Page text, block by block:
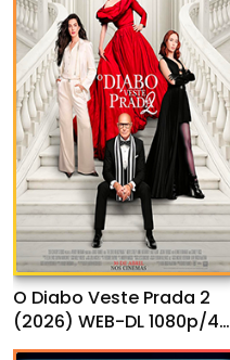
O Diabo Veste Prada 2
(2026) WEB-DL 1080p/4K
Dual Áudio